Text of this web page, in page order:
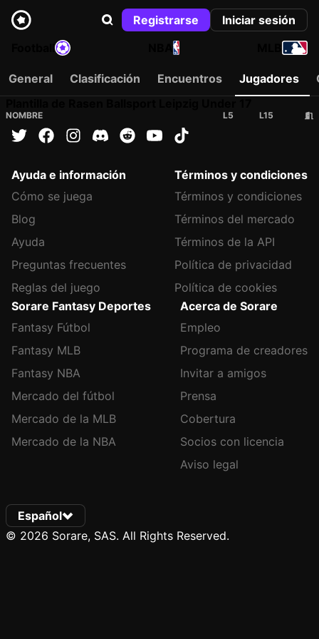
Registrarse
Iniciar sesión
NBA
General Clasificación Encuentros Jugadores
NOMBRE L5 L15
Ayuda e información
Cómo se juega
Blog
Ayuda
Preguntas frecuentes
Reglas del juego
Términos y condiciones
Términos y condiciones
Términos del mercado
Términos de la API
Política de privacidad
Política de cookies
Sorare Fantasy Deportes
Fantasy Fútbol
Fantasy MLB
Fantasy NBA
Mercado del fútbol
Mercado de la MLB
Mercado de la NBA
Acerca de Sorare
Empleo
Programa de creadores
Invitar a amigos
Prensa
Cobertura
Socios con licencia
Aviso legal
Español
© 2026 Sorare, SAS. All Rights Reserved.